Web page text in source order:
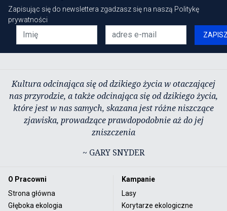
Zapisując się do newslettera zgadzasz się na naszą Politykę
prywatności
Kultura odcinająca się od dzikiego życia w otaczającej
nas przyrodzie, a także odcinająca się od dzikiego życia,
które jest w nas samych, skazana jest różne niszczące
zjawiska, prowadzące prawdopodobnie aż do jej
zniszczenia
~ GARY SNYDER
O Pracowni
Strona główna
Głęboka ekologia
Kampanie
Lasy
Korytarze ekologiczne